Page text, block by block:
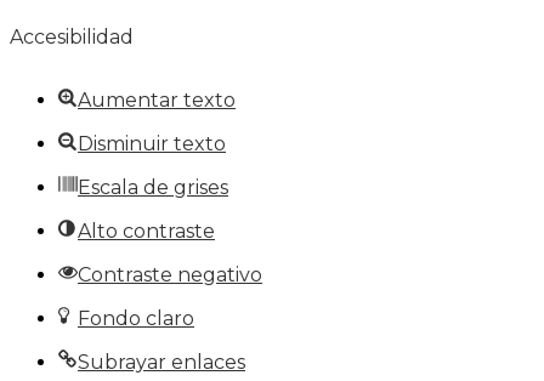
Accesibilidad
Aumentar texto
Disminuir texto
Escala de grises
Alto contraste
Contraste negativo
Fondo claro
Subrayar enlaces